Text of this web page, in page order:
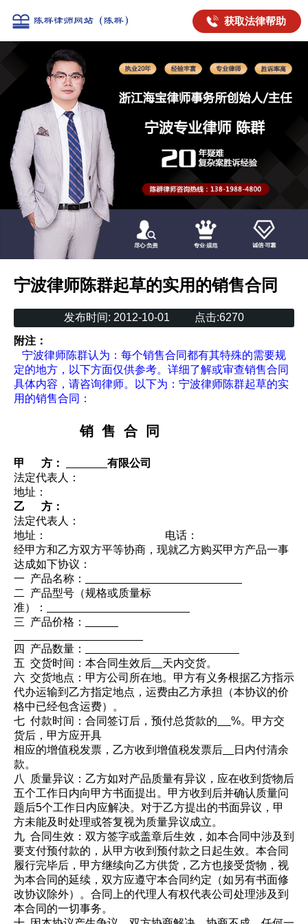
获取法律帮助
宁波律师陈群起草的实用的销售合同
发布时间: 2012-10-01 点击:6270
附注：
宁波律师陈群认为：每个销售合同都有其特殊的需要规
定的地方，以下方面仅供参考。详细了解或审查销售合同
具体内容，请咨询律师。以下为： 宁波律师陈群起草的实
用的销售合同：
销 售 合 同
甲 方：
有限公司
法定代表人：
地址：
乙
方：
法定代表人：
地址： 电话：
经甲方和乙方双方平等协商，现就乙方购买甲方产品一事
达成如下协议：
一 产品名称：
二 产品型号（规格或质量标
准）：
三 产品价格：
四 产品数量：
五 交货时间：本合同生效后
天内交货。
六 交货地点：甲方公司所在地。甲方有义务根据乙方指示
代办运输到乙方指定地点，运费由乙方承担（本协议的价
格中已经包含运费）。
七 付款时间：合同签订后，预付总货款的
%。甲方交
货后，甲方应开具
相应的增值税发票，乙方收到增值税发票后
日内付清余
款。
八 质量异议：乙方如对产品质量有异议，应在收到货物后
五个工作日内向甲方书面提出。甲方收到后并确认质量问
题后5个工作日内应解决。对于乙方提出的书面异议，甲
方未能及时处理或答复视为质量异议成立。
九 合同生效：双方签字或盖章后生效，如本合同中涉及到
要支付预付款的，从甲方收到预付款之日起生效。本合同
履行完毕后，甲方继续向乙方供货，乙方也接受货物，视
为本合同的延续，双方应遵守本合同约定（如另有书面修
改协议除外）。合同上的代理人有权代表公司处理涉及到
本合同的一切事务。